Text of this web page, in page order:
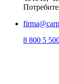
8 800 5